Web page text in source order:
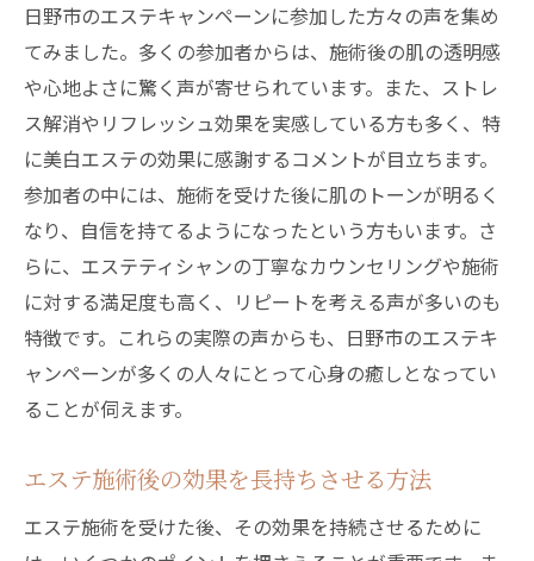
エステ施術後のセルフケア方法
東京都台東区で心身をリフレッシュするエステ
の魅力
台東区エステの特長と魅力を徹底解説
都会の中のオアシス、台東区のエステサロ
ン
心と体をリフレッシュするためのエステ選
び
台東区で人気のエステメニュー
疲れた心身を回復させるエステの効果
エステ体験で得られる長期的なリフレッシ
心と肌を癒す美白エステで新たな自分を発見
美白エステがもたらす内面と外見の変化
日野市のエステキャンペーンに参加した方々の声を集め
てみました。多くの参加者からは、施術後の肌の透明感
や心地よさに驚く声が寄せられています。また、ストレ
ス解消やリフレッシュ効果を実感している方も多く、特
に美白エステの効果に感謝するコメントが目立ちます。
参加者の中には、施術を受けた後に肌のトーンが明るく
なり、自信を持てるようになったという方もいます。さ
らに、エステティシャンの丁寧なカウンセリングや施術
に対する満足度も高く、リピートを考える声が多いのも
特徴です。これらの実際の声からも、日野市のエステキ
ャンペーンが多くの人々にとって心身の癒しとなってい
ることが伺えます。
エステ施術後の効果を長持ちさせる方法
エステ施術を受けた後、その効果を持続させるために